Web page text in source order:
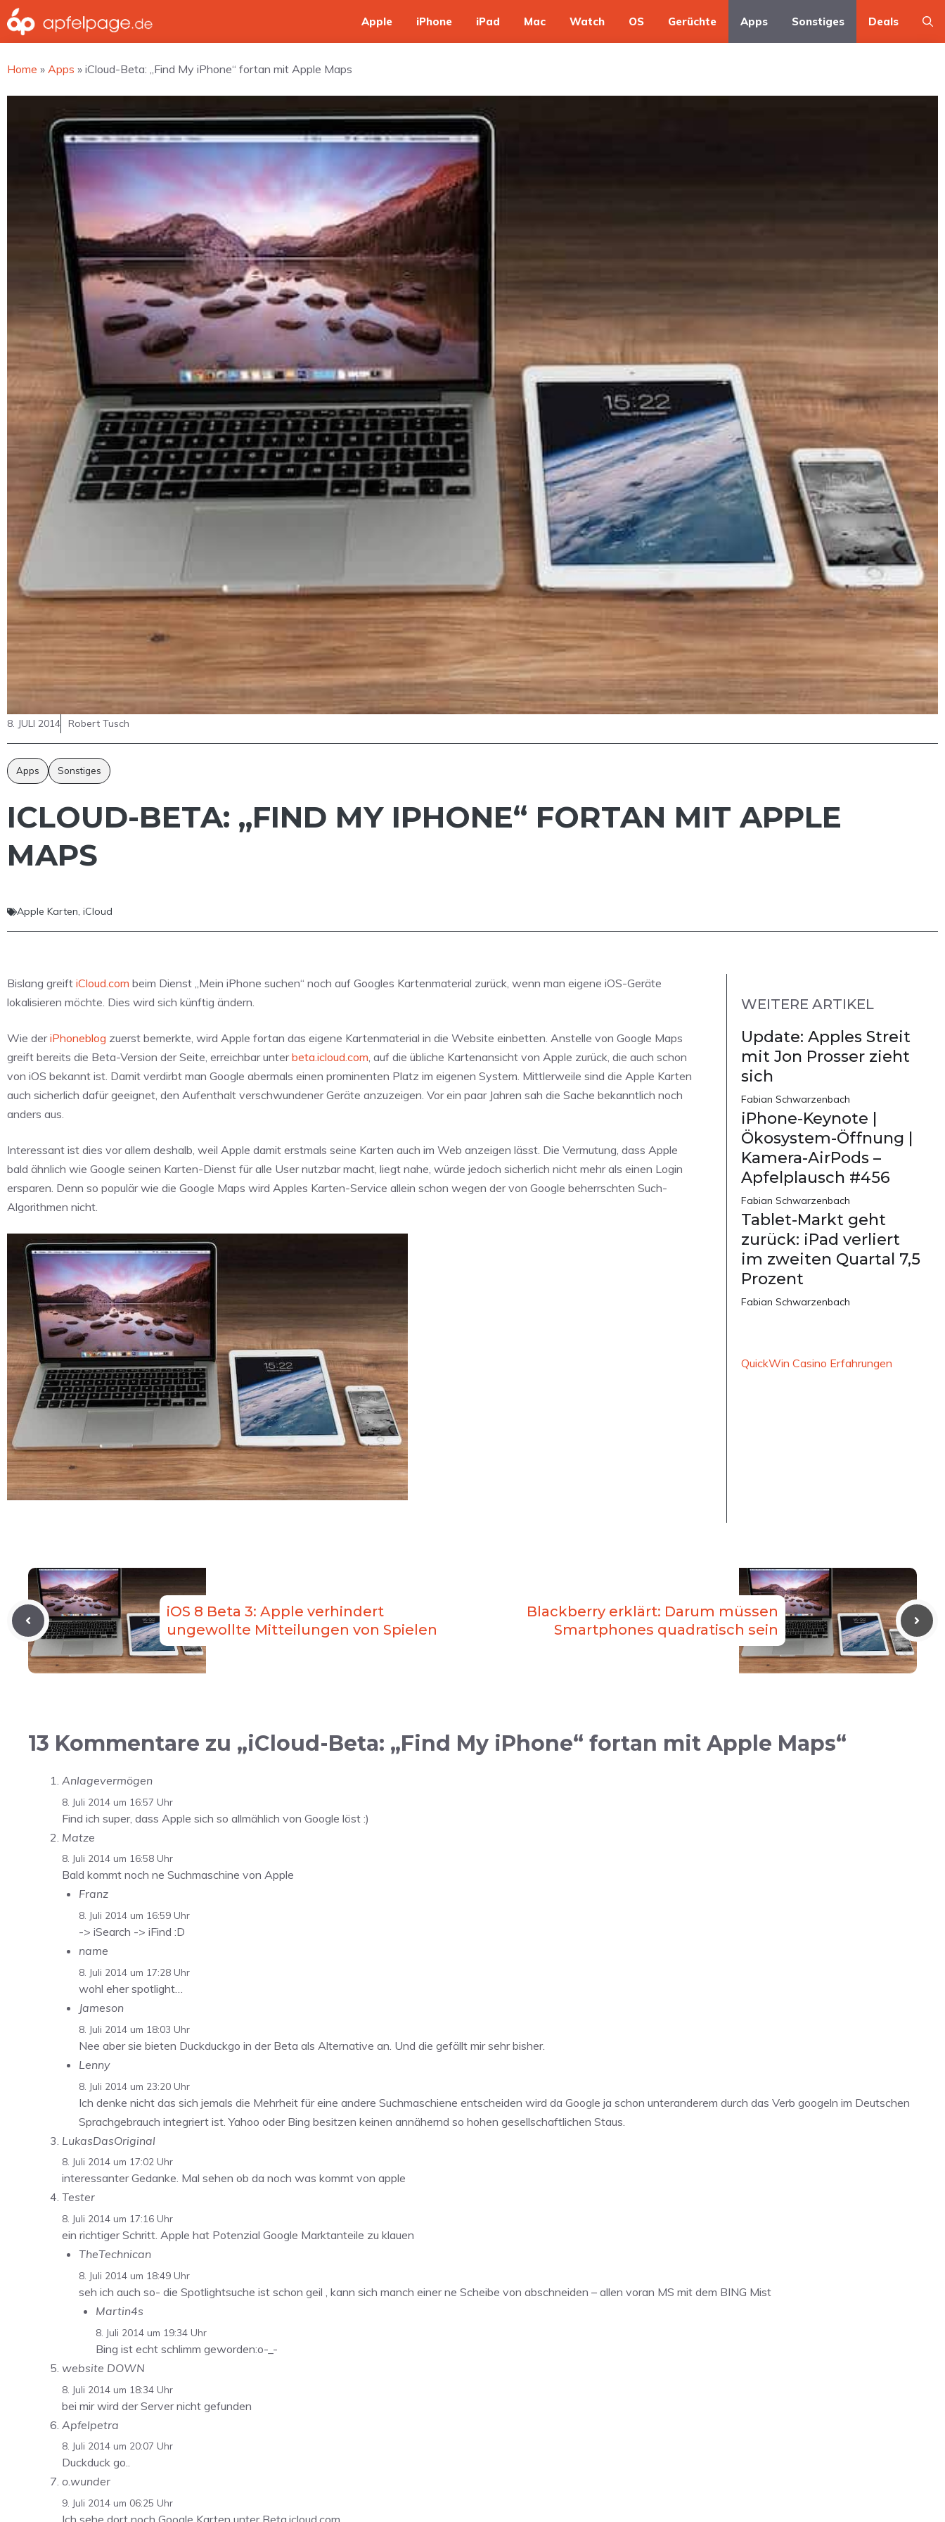
Zum
Inhalt
springen
Apple iPhone iPad Mac Watch OS Gerüchte Apps Sonstiges Deals
Home » Apps » iCloud-Beta: „Find My iPhone“ fortan mit Apple Maps
8. JULI 2014 Robert Tusch
Apps Sonstiges
ICLOUD-BETA: „FIND MY IPHONE“ FORTAN MIT APPLE
MAPS
Apple Karten, iCloud
Bislang greift iCloud.com beim Dienst „Mein iPhone suchen“ noch auf Googles Kartenmaterial zurück, wenn man eigene iOS-Geräte
lokalisieren möchte. Dies wird sich künftig ändern.
Wie deriPhoneblog zuerst bemerkte, wird Apple fortan das eigene Kartenmaterial in die Website einbetten. Anstelle von Google Maps
greift bereits die Beta-Version der Seite, erreichbar unterbeta.icloud.com, auf die übliche Kartenansicht von Apple zurück, die auch schon
von iOS bekannt ist. Damit verdirbt man Google abermals einen prominenten Platz im eigenen System. Mittlerweile sind die Apple Karten
auch sicherlich dafür geeignet, den Aufenthalt verschwundener Geräte anzuzeigen. Vor ein paar Jahren sah die Sache bekanntlich noch
anders aus.
Interessant ist dies vor allem deshalb, weil Apple damit erstmals seine Karten auch im Web anzeigen lässt. Die Vermutung, dass Apple
bald ähnlich wie Google seinen Karten-Dienst für alle User nutzbar macht, liegt nahe, würde jedoch sicherlich nicht mehr als einen Login
ersparen. Denn so populär wie die Google Maps wird Apples Karten-Service allein schon wegen der von Google beherrschten Such-
Algorithmen nicht.
WEITERE ARTIKEL
Update: Apples Streit
mit Jon Prosser zieht
sich
Fabian Schwarzenbach
iPhone-Keynote |
Ökosystem-Öffnung |
Kamera-AirPods –
Apfelplausch #456
Fabian Schwarzenbach
Tablet-Markt geht
zurück: iPad verliert
im zweiten Quartal 7,5
Prozent
Fabian Schwarzenbach
QuickWin Casino Erfahrungen
iOS 8 Beta 3: Apple verhindert
ungewollte Mitteilungen von Spielen
Blackberry erklärt: Darum müssen
Smartphones quadratisch sein
13 Kommentare zu „iCloud-Beta: „Find My iPhone“ fortan mit Apple Maps“
Anlagevermögen
8. Juli 2014 um 16:57 Uhr
Find ich super, dass Apple sich so allmählich von Google löst :)
Matze
8. Juli 2014 um 16:58 Uhr
Bald kommt noch ne Suchmaschine von Apple
Franz
8. Juli 2014 um 16:59 Uhr
-> iSearch -> iFind :D
name
8. Juli 2014 um 17:28 Uhr
wohl eher spotlight…
Jameson
8. Juli 2014 um 18:03 Uhr
Nee aber sie bieten Duckduckgo in der Beta als Alternative an. Und die gefällt mir sehr bisher.
Lenny
8. Juli 2014 um 23:20 Uhr
Ich denke nicht das sich jemals die Mehrheit für eine andere Suchmaschiene entscheiden wird da Google ja schon unteranderem durch das Verb googeln im Deutschen
Sprachgebrauch integriert ist. Yahoo oder Bing besitzen keinen annähernd so hohen gesellschaftlichen Staus.
LukasDasOriginal
8. Juli 2014 um 17:02 Uhr
interessanter Gedanke. Mal sehen ob da noch was kommt von apple
Tester
8. Juli 2014 um 17:16 Uhr
ein richtiger Schritt. Apple hat Potenzial Google Marktanteile zu klauen
TheTechnican
8. Juli 2014 um 18:49 Uhr
seh ich auch so- die Spotlightsuche ist schon geil , kann sich manch einer ne Scheibe von abschneiden – allen voran MS mit dem BING Mist
Martin4s
8. Juli 2014 um 19:34 Uhr
Bing ist echt schlimm geworden:o-_-
website DOWN
8. Juli 2014 um 18:34 Uhr
bei mir wird der Server nicht gefunden
Apfelpetra
8. Juli 2014 um 20:07 Uhr
Duckduck go..
o.wunder
9. Juli 2014 um 06:25 Uhr